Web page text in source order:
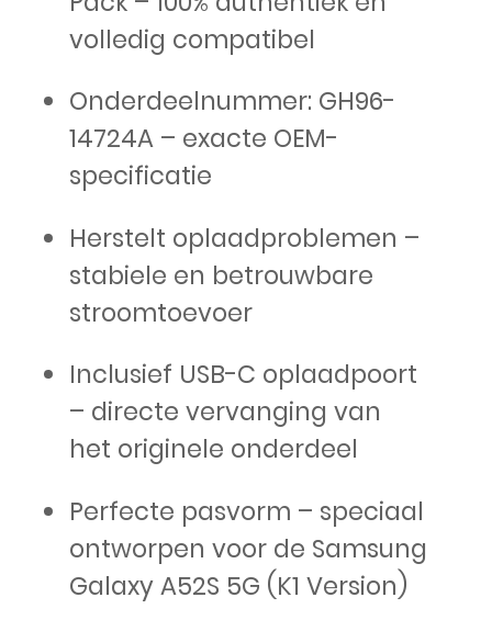
volledig compatibel
Onderdeelnummer: GH96-
14724A – exacte OEM-
specificatie
Herstelt oplaadproblemen –
stabiele en betrouwbare
stroomtoevoer
Inclusief USB-C oplaadpoort
– directe vervanging van
het originele onderdeel
Perfecte pasvorm – speciaal
ontworpen voor de Samsung
Galaxy A52S 5G (K1 Version)